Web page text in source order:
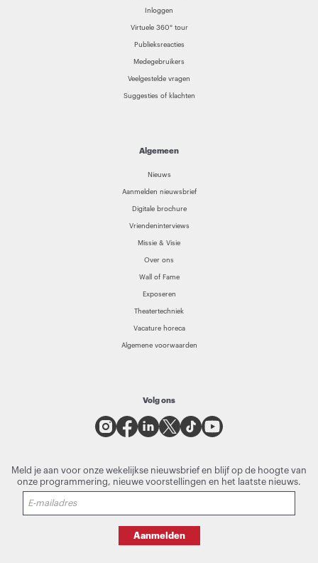
Inloggen
Virtuele 360° tour
Publieksreacties
Medegebruikers
Veelgestelde vragen
Suggesties of klachten
Algemeen
Nieuws
Aanmelden nieuwsbrief
Digitale brochure
Vriendeninterviews
Missie & Visie
Over ons
Wall of Fame
Exposeren
Theatertechniek
Vacature horeca
Algemene voorwaarden
Volg ons
Meld je aan voor onze wekelijkse nieuwsbrief en blijf op de hoogte van
onze programmering, nieuwe voorstellingen en het laatste nieuws.
Aanmelden